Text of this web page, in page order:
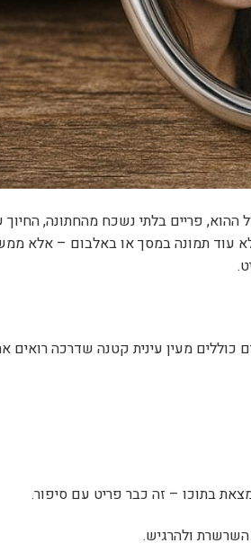
ההוא, פריים בלתי נשכח מהחתונה,
עוד תמונה במסך או באלבום – אלא
מעין עינית קטנה שדרכה רואים
בתוכו – זה כבר פריט עם סיפור.
ולהרגיש.